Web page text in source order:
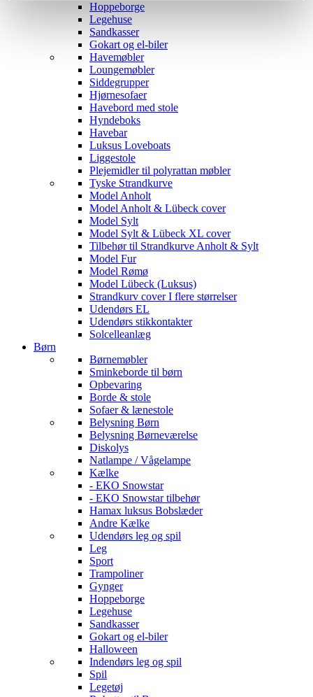
Hoppeborge
Legehuse
Sandkasser
Gokart og el-biler
Havemøbler
Loungemøbler
Siddegrupper
Hjørnesofaer
Havebord med stole
Hyndeboks
Havebar
Luksus Loveboats
Liggestole
Plejemidler til polyrattan møbler
Tyske Strandkurve
Model Anholt
Model Anholt & Lübeck cover
Model Sylt
Model Sylt & Lübeck XL cover
Tilbehør til Strandkurve Anholt & Sylt
Model Fur
Model Rømø
Model Lübeck (Luksus)
Strandkurv cover I flere størrelser
Udendørs EL
Udendørs stikkontakter
Solcelleanlæg
Børn
Børnemøbler
Sminkeborde til børn
Opbevaring
Borde & stole
Sofaer & lænestole
Belysning Børn
Belysning Børneværelse
Diskolys
Natlampe / Vågelampe
Kælke
- EKO Snowstar
- EKO Snowstar tilbehør
Hamax luksus Bobslæder
Andre Kælke
Udendørs leg og spil
Leg
Sport
Trampoliner
Gynger
Hoppeborge
Legehuse
Sandkasser
Gokart og el-biler
Halloween
Indendørs leg og spil
Spil
Legetøj